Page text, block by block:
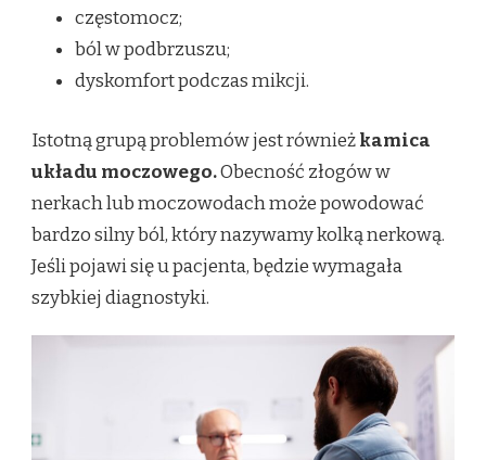
częstomocz;
ból w podbrzuszu;
dyskomfort podczas mikcji.
Istotną grupą problemów jest równieżkamica
układu moczowego.Obecność złogów w
nerkach lub moczowodach może powodować
bardzo silny ból, który nazywamy kolką nerkową.
Jeśli pojawi się u pacjenta, będzie wymagała
szybkiej diagnostyki.